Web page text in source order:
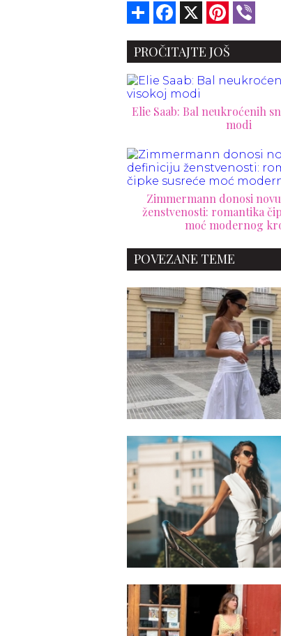
Share Facebook Pinterest
PROČITAJTE JOŠ
Elie Saab: Bal neukroćenih
modi
Zimmermann donosi
ženstvenosti: romantika
moć modernog
POVEZANE TEME